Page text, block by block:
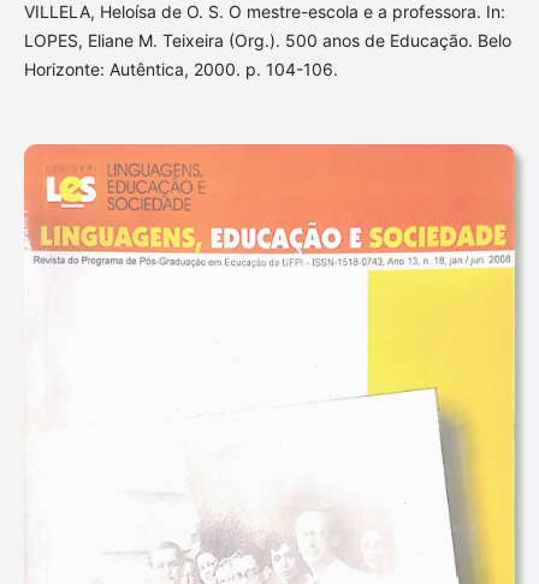
VILLELA, Heloísa de O. S. O mestre-escola e a professora. In:
LOPES, Eliane M. Teixeira (Org.). 500 anos de Educação. Belo
Horizonte: Autêntica, 2000. p. 104-106.